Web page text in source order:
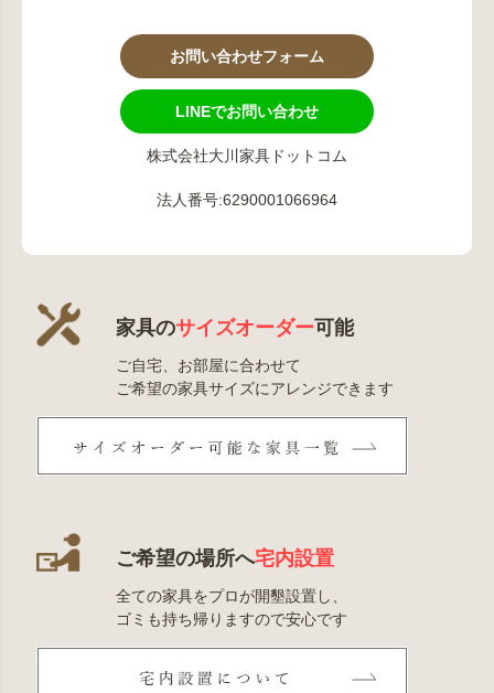
お問い合わせフォーム
LINEでお問い合わせ
株式会社大川家具ドットコム
法人番号:6290001066964
家具のサイズオーダー可能
ご自宅、お部屋に合わせて
ご希望の家具サイズにアレンジできます
ご希望の場所へ宅内設置
全ての家具をプロが開墾設置し、
ゴミも持ち帰りますので安心です